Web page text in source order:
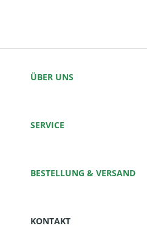
ÜBER UNS
SERVICE
BESTELLUNG & VERSAND
KONTAKT